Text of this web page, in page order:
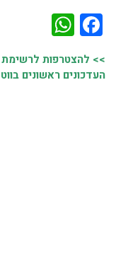
Facebook
>> להצטרפות
העדכונים ראשונים